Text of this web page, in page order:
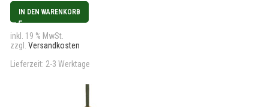
IN DEN WARENKORB
inkl. 19 % MwSt.
zzgl.Versandkosten
Lieferzeit: 2-3 Werktage